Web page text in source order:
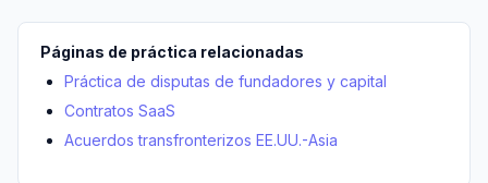
Páginas de práctica relacionadas
Práctica de disputas de fundadores y capital
Contratos SaaS
Acuerdos transfronterizos EE.UU.-Asia